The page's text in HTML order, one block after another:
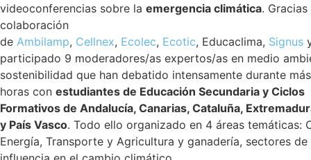
videoconferencias sobre la emergencia climática. Gracias
colaboración
de Ambilamp, Cellnex, Ecolec, Ecotic, Educaclima, Signus
participado 9 moderadores/as expertos/as en medio
sostenibilidad que han debatido intensamente durante
horas con estudiantes de Educación Secundaria y Ciclos
Formativos de Andalucía, Canarias, Cataluña,
y País Vasco. Todo ello organizado en 4 áreas temáticas:
Energía, Transporte y Agricultura y ganadería, sectores de